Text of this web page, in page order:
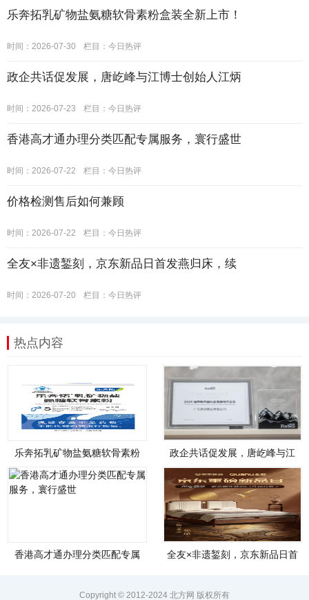
乐奔拓乳矿物盐氨糖软骨素粉盒装全新上市！
时间：2026-07-30 栏目： 今日热评
政企共话促发展，唐屹峰与江博士创始人江炳
时间：2026-07-23 栏目： 今日热评
香港高才通办理分类匹配专属服务，寰行盛世
时间：2026-07-22 栏目： 今日热评
价格检测售后如何兼顾
时间：2026-07-22 栏目： 今日热评
全友×非遗錾刻，京东新品日首发燕归床，续
时间：2026-07-20 栏目： 今日热评
热点内容
乐奔拓乳矿物盐氨糖软骨素粉
政企共话促发展，唐屹峰与江
香港高才通办理分类匹配专属
全友×非遗錾刻，京东新品日首
Copyright © 2012-2024 北方网 版权所有